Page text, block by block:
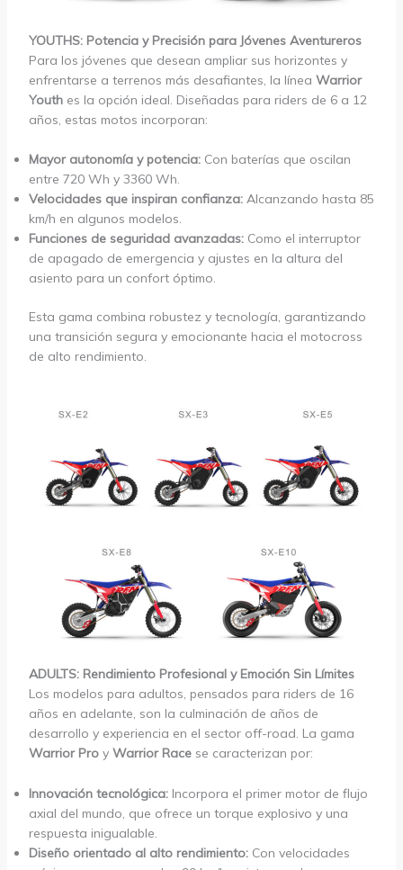
YOUTHS: Potencia y Precisión para Jóvenes Aventureros
Para los jóvenes que desean ampliar sus horizontes y
enfrentarse a terrenos más desafiantes, la línea Warrior
Youthes la opción ideal. Diseñadas para riders de 6 a 12
años, estas motos incorporan:
Mayor autonomía y potencia:Con baterías que oscilan
entre 720 Wh y 3360 Wh.
Velocidades que inspiran confianza:Alcanzando hasta 85
km/h en algunos modelos.
Funciones de seguridad avanzadas:Como el interruptor
de apagado de emergencia y ajustes en la altura del
asiento para un confort óptimo.
Esta gama combina robustez y tecnología, garantizando
una transición segura y emocionante hacia el motocross
de alto rendimiento.
ADULTS: Rendimiento Profesional y Emoción Sin Límites
Los modelos para adultos, pensados para riders de 16
años en adelante, son la culminación de años de
desarrollo y experiencia en el sector off-road. La gama
Warrior Proy Warrior Racese caracterizan por:
Innovación tecnológica:Incorpora el primer motor de flujo
axial del mundo, que ofrece un torque explosivo y una
respuesta inigualable.
Diseño orientado al alto rendimiento:Con velocidades